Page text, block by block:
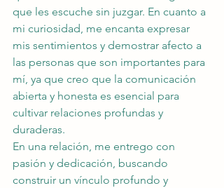
que les escuche sin juzgar. En cuanto a
mi curiosidad, me encanta expresar
mis sentimientos y demostrar afecto a
las personas que son importantes para
mí, ya que creo que la comunicación
abierta y honesta es esencial para
cultivar relaciones profundas y
duraderas.
En una relación, me entrego con
pasión y dedicación, buscando
construir un vínculo profundo y